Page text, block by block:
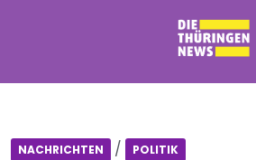
NACHRICHTEN / POLITIK